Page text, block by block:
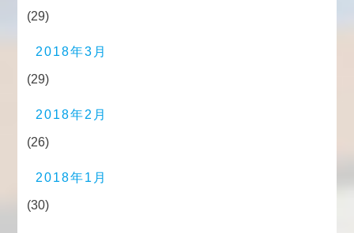
(29)
2018年3月
(29)
2018年2月
(26)
2018年1月
(30)